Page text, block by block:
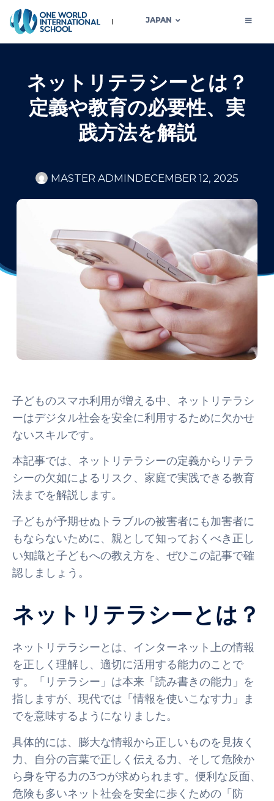
JAPAN
ネットリテラシーとは？
定義や教育の必要性、実
践方法を解説
MASTER ADMINDECEMBER 12, 2025
子どものスマホ利用が増える中、ネットリテラシ
ーはデジタル社会を安全に利用するために欠かせ
ないスキルです。
本記事では、ネットリテラシーの定義からリテラ
シーの欠如によるリスク、家庭で実践できる教育
法までを解説します。
子どもが予期せぬトラブルの被害者にも加害者に
もならないために、親として知っておくべき正し
い知識と子どもへの教え方を、ぜひこの記事で確
認しましょう。
ネットリテラシーとは？
ネットリテラシーとは、インターネット上の情報
を正しく理解し、適切に活用する能力のことで
す。「リテラシー」は本来「読み書きの能力」を
指しますが、現代では「情報を使いこなす力」ま
でを意味するようになりました。
具体的には、膨大な情報から正しいものを見抜く
力、自分の言葉で正しく伝える力、そして危険か
ら身を守る力の3つが求められます。便利な反面、
危険も多いネット社会を安全に歩くための「防